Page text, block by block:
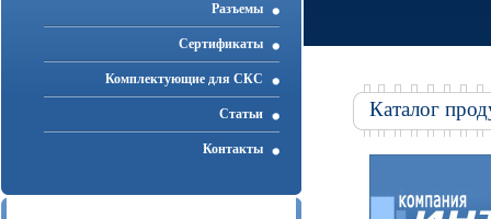
Разъемы
Cертификаты
Комплектующие для СКС
Статьи
Контакты
Каталог